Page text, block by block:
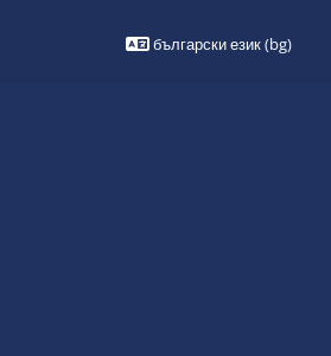
български език (bg)